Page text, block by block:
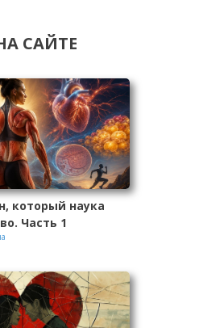
САЙТЕ
который наука
Часть 1